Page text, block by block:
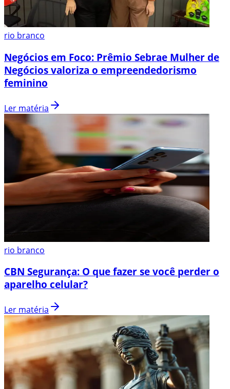
rio branco
Negócios em Foco: Prêmio Sebrae Mulher de
Negócios valoriza o empreendedorismo
feminino
Ler matéria
rio branco
CBN Segurança: O que fazer se você perder o
aparelho celular?
Ler matéria